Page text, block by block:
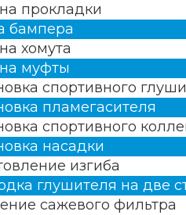
прокладки
бампера
хомута
муфты
спортивного
пламегасителя
спортивного
насадки
изгиба
глушителя на две
сажевого фильтра